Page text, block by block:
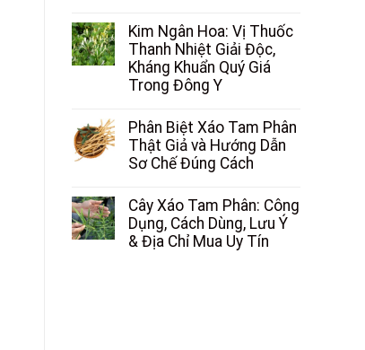
Kim Ngân Hoa: Vị Thuốc
Thanh Nhiệt Giải Độc,
Kháng Khuẩn Quý Giá
Trong Đông Y
Phân Biệt Xáo Tam Phân
Thật Giả và Hướng Dẫn
Sơ Chế Đúng Cách
Cây Xáo Tam Phân: Công
Dụng, Cách Dùng, Lưu Ý
& Địa Chỉ Mua Uy Tín